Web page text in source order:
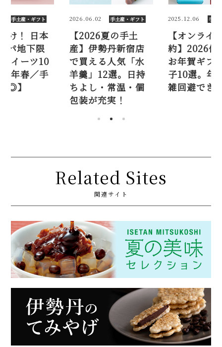
手土産・ギフト
夏の手土
勢丹新宿店
る人気「水
12選。日持
・常温・個
2025.12.06 手土産・ギフト
【オンライン予
約】2026伊勢丹の
お年賀ギフト和菓
子10選。年末に混
雑回避できる！
2026.02.26
この春だ
橋三越デ
定 黒糖
選【
土産に
Related Sites
関連サイト